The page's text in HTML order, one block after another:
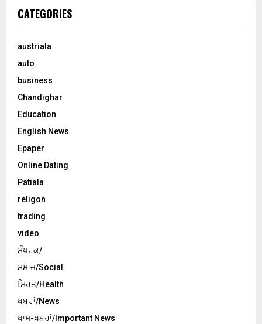
CATEGORIES
austriala
auto
business
Chandighar
Education
English News
Epaper
Online Dating
Patiala
religon
trading
video
ਸੰਪਰਕ/
ਸਮਾਜ/Social
ਸਿਹਤ/Health
ਖਬਰਾਂ/News
ਖਾਸ-ਖਬਰਾਂ/Important News